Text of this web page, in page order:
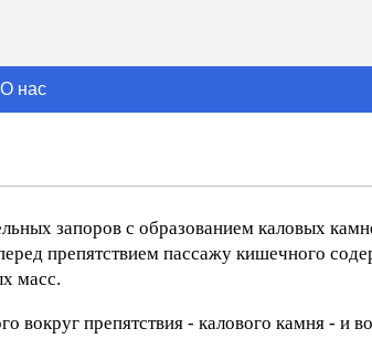
О нас
запоров с образованием каловых
препятствием пассажу кишечного
масс.
препятствия - калового камня - и